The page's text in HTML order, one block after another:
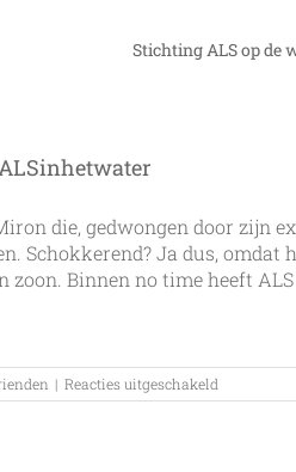
Stichting ALS op de
die, gedwongen door zijn
Schokkerend? Ja dus, omdat
zoon. Binnen no time heeft
| Reacties uitgeschakeld
Duiken;